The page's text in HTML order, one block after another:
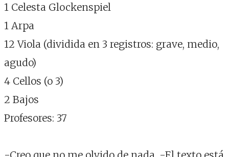
1 Celesta Glockenspiel
1 Arpa
12 Viola (dividida en 3 registros: grave, medio,
agudo)
4 Cellos (o 3)
2 Bajos
Profesores: 37